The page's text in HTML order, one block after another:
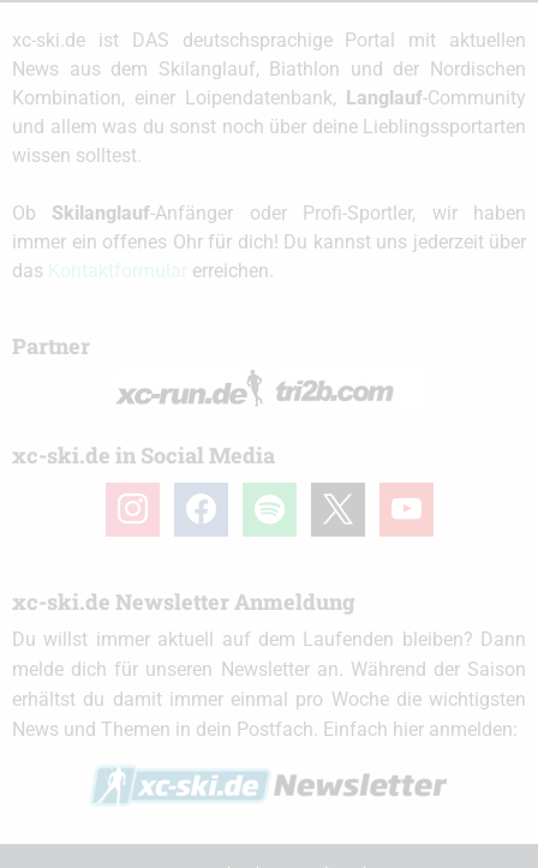
xc-ski.de ist DAS deutschsprachige Portal mit aktuellen
News aus dem Skilanglauf, Biathlon und der Nordischen
Kombination, einer Loipendatenbank, Langlauf-Community
und allem was du sonst noch über deine Lieblingssportarten
wissen solltest.
Ob Skilanglauf-Anfänger oder Profi-Sportler, wir haben
immer ein offenes Ohr für dich! Du kannst uns jederzeit über
das
erreichen.
Partner
xc-ski.de in Social Media
instagramfacebook spotify youtube
xc-ski.de Newsletter Anmeldung
Du willst immer aktuell auf dem Laufenden bleiben? Dann
melde dich für unseren Newsletter an. Während der Saison
erhältst du damit immer einmal pro Woche die wichtigsten
News und Themen in dein Postfach. Einfach hier anmelden: